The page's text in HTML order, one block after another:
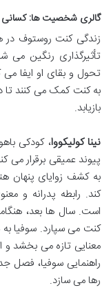
گالری شخصیت ها: کسانی
زندگی کنت روستوف
تأثیرگذاری رنگین
تحول و بقای او ایفا می
به کنت کمک می کنند تا
بازیابد.
نینا کولیکووا، کودکی
پیوند عمیقی برقرار
به کشف زوایای پنهان
کند. رابطه پدرانه و
است. سال ها بعد،
کنت می سپارد. سوفیا به
معنایی تازه می بخشد
راهنمایی سوفیا، فصل
رها می سازد.